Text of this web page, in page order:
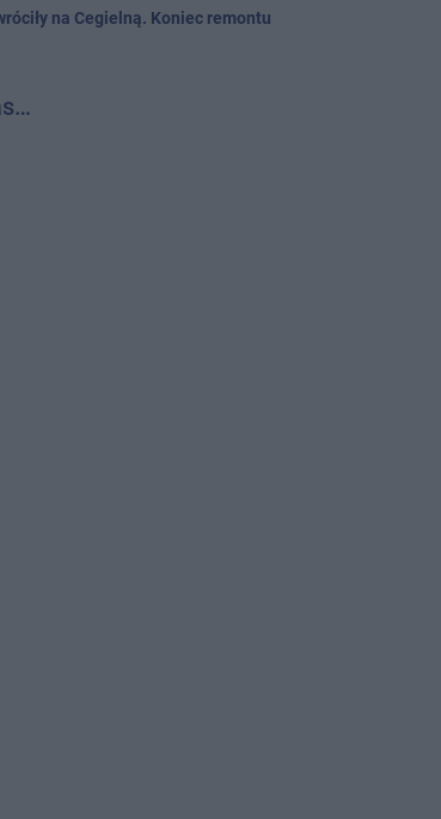
na Cegielną. Koniec remontu